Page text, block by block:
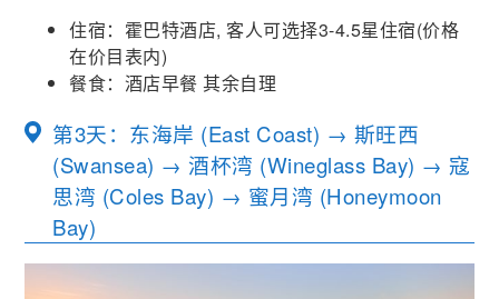
住宿：霍巴特酒店, 客人可选择3-4.5星住宿(价格
在价目表内)
餐食：酒店早餐 其余自理
第3天：东海岸 (East Coast) → 斯旺西
(Swansea) → 酒杯湾 (Wineglass Bay) → 寇
思湾 (Coles Bay) → 蜜月湾 (Honeymoon
Bay)